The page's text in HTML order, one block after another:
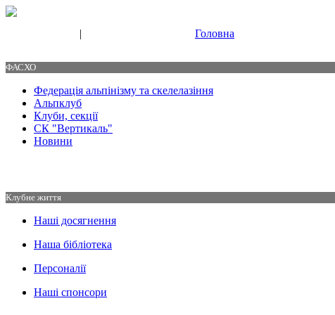
| Головна
ФАСХО
Федерація альпінізму та скелелазіння
Альпклуб
Клуби, секції
СК "Вертикаль"
Новини
Клубне життя
Наші досягнення
Наша бібліотека
Персоналії
Наші спонсори